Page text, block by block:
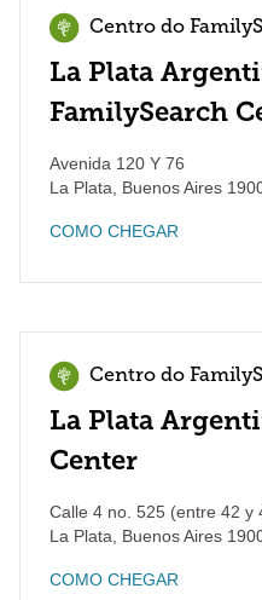
Centro do
La Plata
FamilySearch
Avenida 120 Y 76
La Plata
Buenos Aires
COMO CHEGAR
Centro do
La Plata
Center
Calle 4 no. 525 (entre 42 y
La Plata
Buenos Aires
COMO CHEGAR